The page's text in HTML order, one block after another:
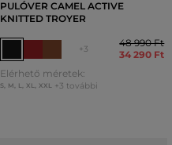
PULÓVER CAMEL ACTIVE
KNITTED TROYER
+3
48 990 Ft
34 290 Ft
Elérhető méretek:
S, M, L, XL, XXL +3 további